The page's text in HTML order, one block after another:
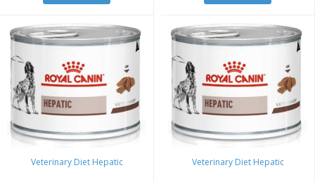
Veterinary Diet Hepatic Veterinary Diet Hepatic